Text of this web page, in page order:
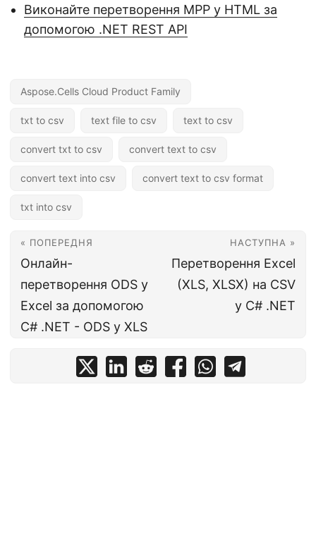
Виконайте перетворення MPP у HTML за
допомогою .NET REST API
Aspose.Cells Cloud Product Family
txt to csv text file to csv text to csv
convert txt to csv convert text to csv
convert text into csv convert text to csv format
txt into csv
« ПОПЕРЕДНЯ
Онлайн-
перетворення ODS у
Excel за допомогою
C# .NET - ODS у XLS
НАСТУПНА »
Перетворення Excel
(XLS, XLSX) на CSV
у C# .NET